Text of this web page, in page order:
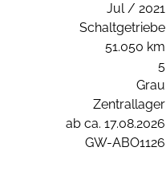
Jul / 2021
Schaltgetriebe
51.050 km
5
Grau
Zentrallager
ab ca. 17.08.2026
GW-ABO1126